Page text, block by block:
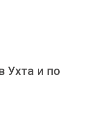
Ухта и по